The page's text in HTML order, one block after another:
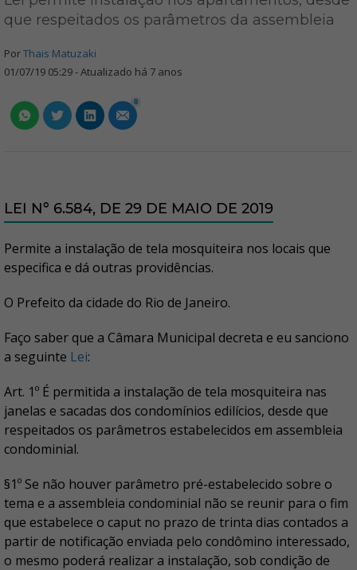
que respeitados os parâmetros da assembleia
PorThais Matuzaki
01/07/19 05:29 - Atualizado há 7 anos
0
LEI Nº 6.584, DE 29 DE MAIO DE 2019
Permite a instalação de tela mosquiteira nos locais que
especifica e dá outras providências.
O Prefeito da cidade do Rio de Janeiro.
Faço saber que a Câmara Municipal decreta e eu sanciono
a seguinte Lei:
Art. 1º É permitida a instalação de tela mosquiteira nas
janelas e sacadas dos condomínios edilícios, desde que
respeitados os parâmetros estabelecidos em assembleia
condominial.
§1º Se não houver parâmetro pré-estabelecido sobre o
tema e a assembleia condominial não se reunir para o fim
que estabelece o caput no prazo de trinta dias contados a
partir de notificação enviada pelo condômino interessado,
o mesmo poderá realizar a instalação, sob condição de